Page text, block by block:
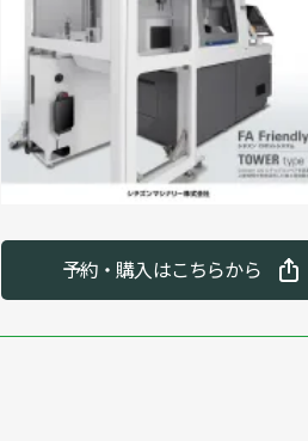
予約・購入はこちらから